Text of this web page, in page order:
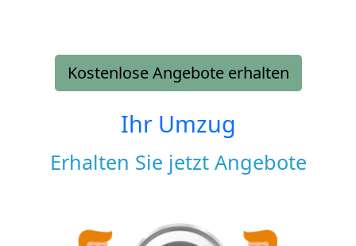
Kostenlose Angebote erhalten
Ihr Umzug
Erhalten Sie jetzt Angebote